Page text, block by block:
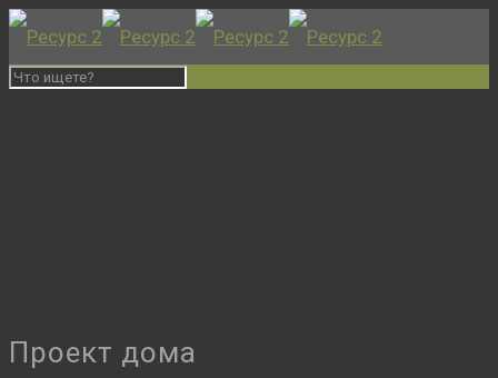
Проект дома